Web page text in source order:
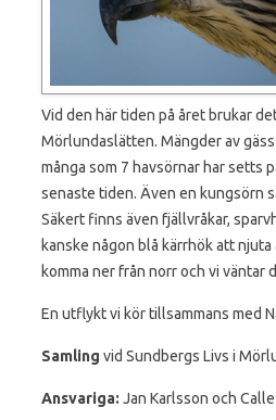
Vid den här tiden på året brukar
Mörlundaslätten. Mängder av
många som 7 havsörnar har setts
senaste tiden. Även en kungsörn
Säkert finns även fjällvråkar,
kanske någon blå kärrhök att
komma ner från norr och vi väntar
En utflykt vi kör tillsammans med
Samling vid Sundbergs Livs i
Ansvariga: Jan Karlsson och